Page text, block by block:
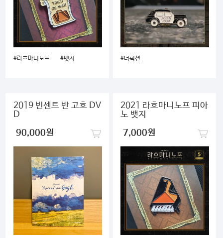
#라흐마니노프 #뱃지 #더픽션
2019 빈센트 반 고흐 DV
D
90,000원
2021 라흐마니노프 피아
노 뱃지
7,000원